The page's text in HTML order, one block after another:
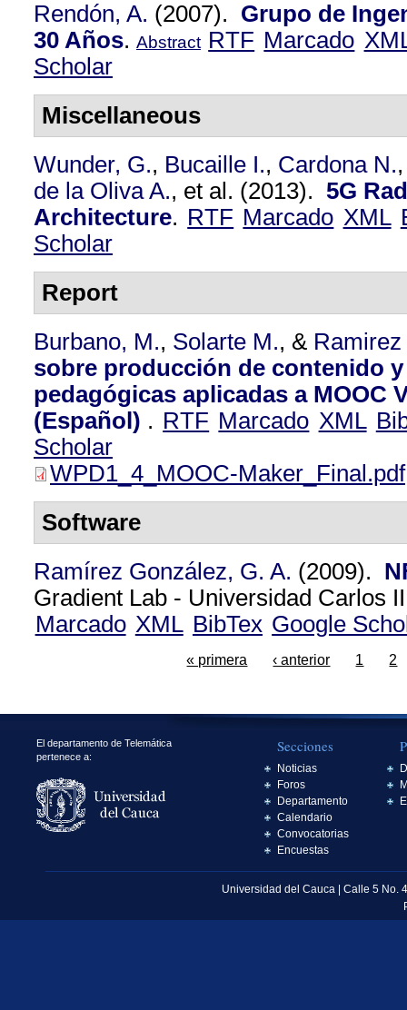
Rendón, A. (2007). Grupo de
30 Años. Abstract RTF Marcado
Scholar
Miscellaneous
Wunder, G., Bucaille I., Cardona N.
de la Oliva A., et al. (2013). 5G
Architecture. RTF Marcado XML
Scholar
Report
Burbano, M., Solarte M., & Ramirez
sobre producción de contenido
pedagógicas aplicadas a MOOC
(Español) . RTF Marcado XML
Scholar
WPD1_4_MOOC-Maker_Final.pdf
Software
Ramírez González, G. A. (2009).
Gradient Lab - Universidad Carlos
Marcado XML BibTex Google
« primera ‹ anterior 1 2
El departamento de Telemática
pertenece a:
Secciones
Noticias
Foros
Departamento
Calendario
Convocatorias
Encuestas
Universidad del Cauca | Calle 5 No.